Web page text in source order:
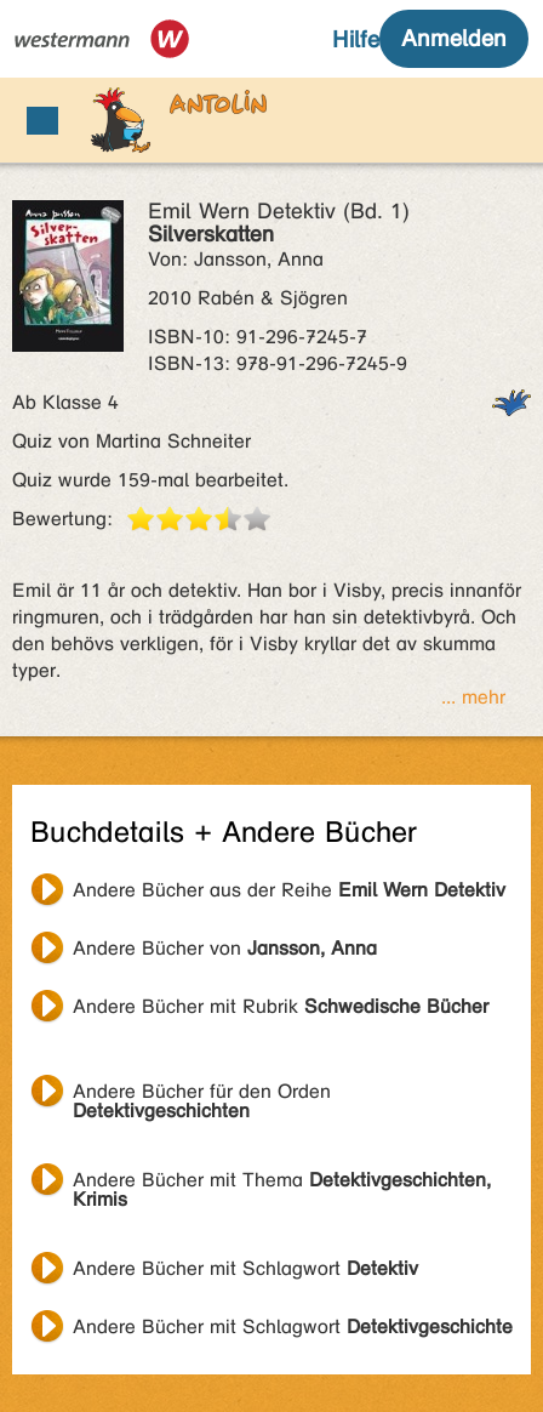
Emil Wern Detektiv (Bd. 1)
Silverskatten
Von: Jansson, Anna
2010 Rabén & Sjögren
ISBN‑10: 91-296-7245-7
ISBN‑13: 978-91-296-7245-9
Ab Klasse 4
Quiz von Martina Schneiter
Quiz wurde 159-mal bearbeitet.
Bewertung:
Emil är 11 år och detektiv. Han bor i Visby, precis innanför
ringmuren, och i trädgården har han sin detektivbyrå. Och
den behövs verkligen, för i Visby kryllar det av skumma
typer.
... mehr
Buchdetails + Andere Bücher
Andere Bücher aus der Reihe Emil Wern Detektiv
Andere Bücher von Jansson, Anna
Andere Bücher mit Rubrik Schwedische Bücher
Andere Bücher für den Orden
Detektivgeschichten
Andere Bücher mit Thema Detektivgeschichten,
Krimis
Andere Bücher mit Schlagwort Detektiv
Andere Bücher mit Schlagwort Detektivgeschichte